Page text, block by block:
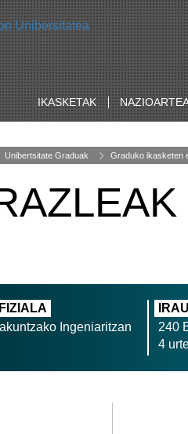
IKASKETAK
Unibertsitate Graduak Graduko ikasketen
Ingeniaritzan
240
4